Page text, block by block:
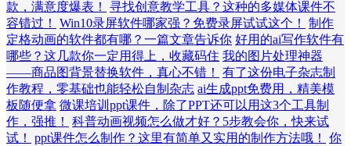
款，满意度爆表！
寻找创意教学工具？这种的多媒体课件不
容错过！
Win10录屏软件哪家强？免费录屏试试这个！
制作
定格动画的软件都有哪？一篇文章告诉你 好用的ai写作软件有
哪些？这几款你一定用得上，收藏码住 我的图片处理神器
——商品图背景替换软件，真心不错！
有了这份电子杂志制
作教程，零基础也能轻松自制杂志 ai生成ppt免费用，精美模
板随便拿 微课培训ppt课件，除了PPT还可以用这3个工具制
作，强推！
科普动画视频怎么做才好？5步教会你，快来试
试！
ppt课件怎么制作？这里有简单又实用的制作方法哦！
你